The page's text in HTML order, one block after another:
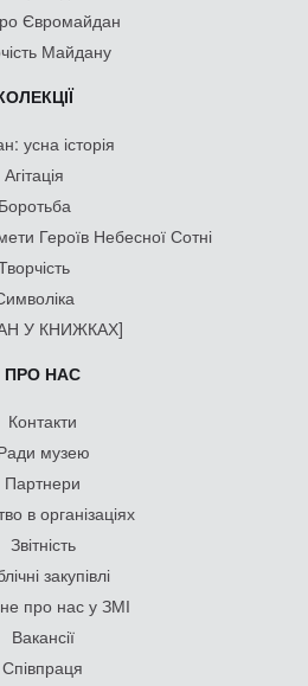
Євромайдан
Майдану
усна історія
Агітація
Боротьба
Героїв Небесної Сотні
У КНИЖКАХ]
ПРО НАС
Контакти
музею
Партнери
в організаціях
Звітність
закупівлі
про нас у ЗМІ
Вакансії
Співпраця